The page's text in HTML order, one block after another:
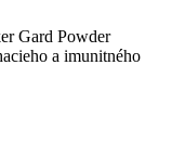
Gard Powder
a imunitného